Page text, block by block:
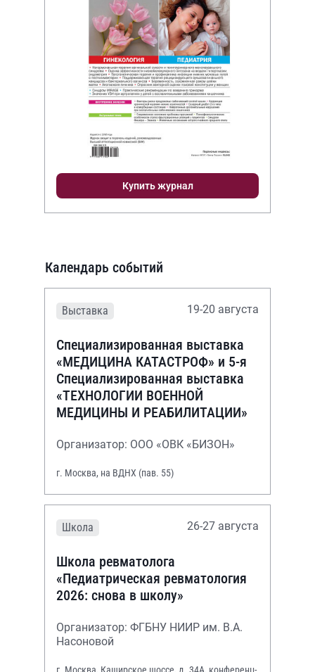
Купить журнал
Календарь событий
Выставка 19-20 августа
Специализированная выставка
«МЕДИЦИНА КАТАСТРОФ» и 5-я
Специализированная выставка
«ТЕХНОЛОГИИ ВОЕННОЙ
МЕДИЦИНЫ И РЕАБИЛИТАЦИИ»
Организатор: ООО «ОВК «БИЗОН»
г. Москва, на ВДНХ (пав. 55)
Школа 26-27 августа
Школа ревматолога
«Педиатрическая ревматология
2026: снова в школу»
Организатор: ФГБНУ НИИР им. В.А.
Насоновой